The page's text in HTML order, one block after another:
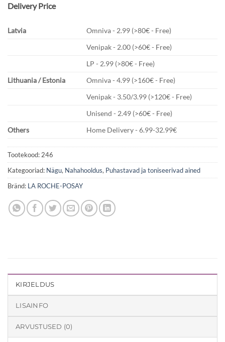
Delivery Price
Latvia
Omniva - 2.99 (>80€ - Free)
Venipak - 2.00 (>60€ - Free)
LP - 2.99 (>80€ - Free)
Lithuania / Estonia
Omniva - 4.99 (>160€ - Free)
Venipak - 3.50/3.99 (>120€ - Free)
Unisend - 2.49 (>60€ - Free)
Others
Home Delivery - 6.99-32.99€
Tootekood: 246
Kategooriad: Nägu, Nahahooldus, Puhastavad ja toniseerivad ained
Bränd: LA ROCHE-POSAY
KIRJELDUS
LISAINFO
ARVUSTUSED (0)